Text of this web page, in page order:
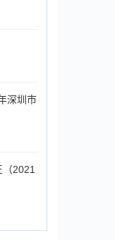
深圳市
2021